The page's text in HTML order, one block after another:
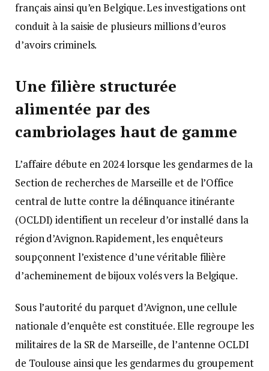
français ainsi qu’en Belgique. Les investigations ont
conduit à la saisie de plusieurs millions d’euros
d’avoirs criminels.
Une filière structurée
alimentée par des
cambriolages haut de gamme
L’affaire débute en 2024 lorsque les gendarmes de la
Section de recherches de Marseille et de l’Office
central de lutte contre la délinquance itinérante
(OCLDI) identifient un receleur d’or installé dans la
région d’Avignon. Rapidement, les enquêteurs
soupçonnent l’existence d’une véritable filière
d’acheminement de bijoux volés vers la Belgique.
Sous l’autorité du parquet d’Avignon, une cellule
nationale d’enquête est constituée. Elle regroupe les
militaires de la SR de Marseille, de l’antenne OCLDI
de Toulouse ainsi que les gendarmes du groupement